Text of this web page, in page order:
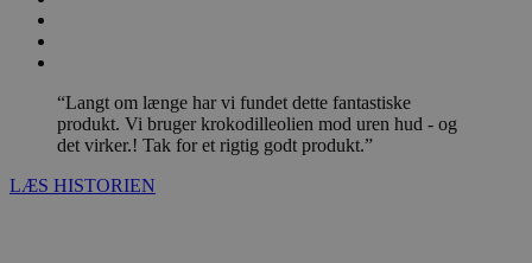
“Langt om længe har vi fundet dette fantastiske
produkt. Vi bruger krokodilleolien mod uren hud - og
det virker.! Tak for et rigtig godt produkt.”
LÆS HISTORIEN